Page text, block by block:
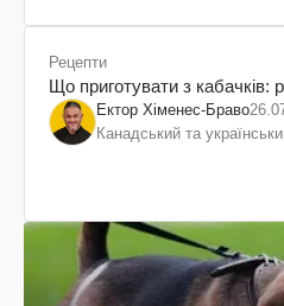
Рецепти
Що приготувати з кабачків:
Ектор Хіменес-Браво
Канадський та